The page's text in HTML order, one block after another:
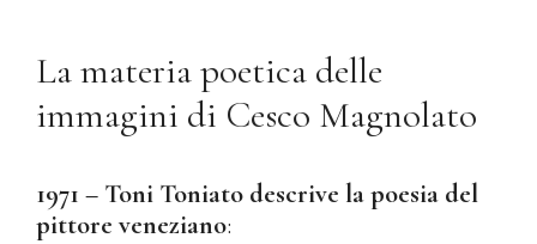
La materia poetica delle
immagini di Cesco Magnolato
1971 – Toni Toniato descrive la poesia del
pittore veneziano: